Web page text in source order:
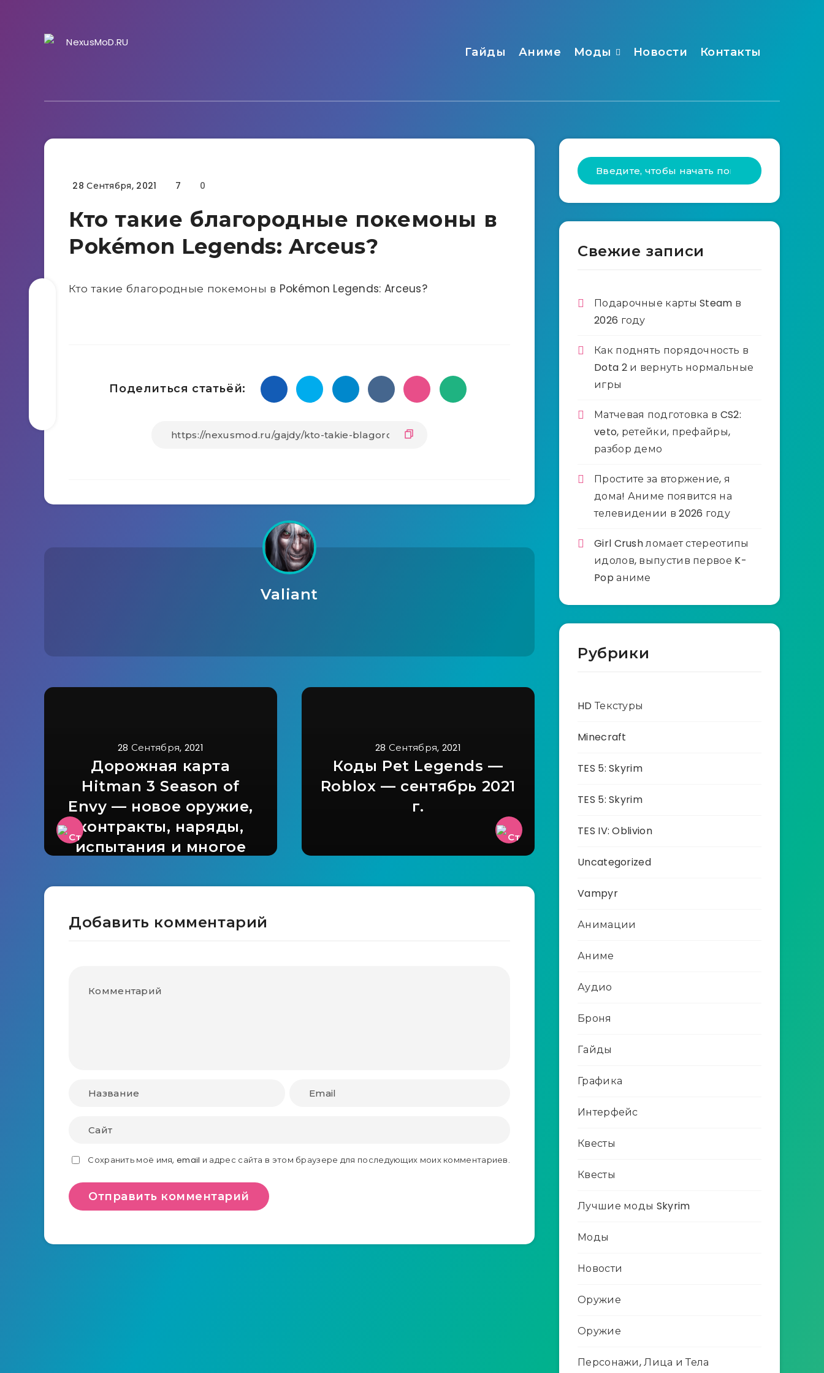
Гайды Аниме Моды Новости Контакты
Гайды
28 Сентября, 2021 7 0
Кто такие благородные покемоны в
Pokémon Legends: Arceus?
Кто такие благородные покемоны в Pokémon Legends: Arceus?
Поделиться статьёй:
Valiant
28 Сентября, 2021
Дорожная карта
Hitman 3 Season of
Envy — новое оружие,
контракты, наряды,
испытания и многое
28 Сентября, 2021
Коды Pet Legends —
Roblox — сентябрь 2021
г.
Добавить комментарий
Сохранить моё имя, email и адрес сайта в этом браузере для последующих моих комментариев.
Свежие записи
Подарочные карты Steam в
2026 году
Как поднять порядочность в
Dota 2 и вернуть нормальные
игры
Матчевая подготовка в CS2:
veto, ретейки, префайры,
разбор демо
Простите за вторжение, я
дома! Аниме появится на
телевидении в 2026 году
Girl Crush ломает стереотипы
идолов, выпустив первое K-
Pop аниме
Рубрики
HD Текстуры
Minecraft
TES 5: Skyrim
TES 5: Skyrim
TES IV: Oblivion
Uncategorized
Vampyr
Анимации
Аниме
Аудио
Броня
Гайды
Графика
Интерфейс
Квесты
Квесты
Лучшие моды Skyrim
Моды
Новости
Оружие
Оружие
Персонажи, Лица и Тела